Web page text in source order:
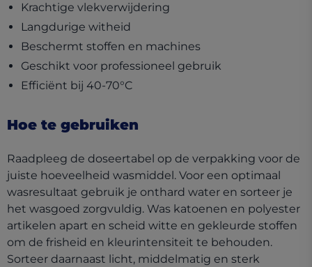
Krachtige vlekverwijdering
Langdurige witheid
Beschermt stoffen en machines
Geschikt voor professioneel gebruik
Efficiënt bij 40-70°C
Hoe te gebruiken
Raadpleeg de doseertabel op de verpakking voor de
juiste hoeveelheid wasmiddel. Voor een optimaal
wasresultaat gebruik je onthard water en sorteer je
het wasgoed zorgvuldig. Was katoenen en polyester
artikelen apart en scheid witte en gekleurde stoffen
om de frisheid en kleurintensiteit te behouden.
Sorteer daarnaast licht, middelmatig en sterk